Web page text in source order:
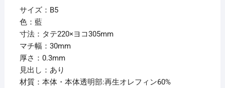
サイズ：B5
色：藍
寸法：タテ220×ヨコ305mm
マチ幅：30mm
厚さ：0.3mm
見出し：あり
材質：本体・本体透明部:再生オレフィン60%